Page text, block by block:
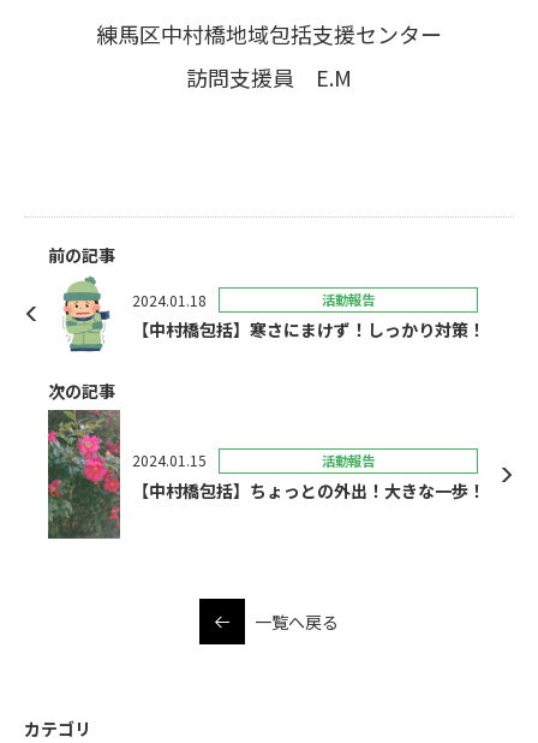
練馬区中村橋地域包括支援センター
訪問支援員 E.M
前の記事
2024.01.18 活動報告
【中村橋包括】寒さにまけず！しっかり対策！
次の記事
2024.01.15 活動報告
【中村橋包括】ちょっとの外出！大きな一歩！
一覧へ戻る
カテゴリ